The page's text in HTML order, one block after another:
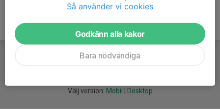
Välj version: Mobil Desktop
Så använder vi cookies
Godkänn alla kakor
Bara nödvändiga